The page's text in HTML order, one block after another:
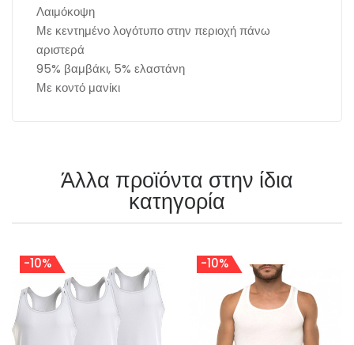
Λαιμόκοψη
Με κεντημένο λογότυπο στην περιοχή πάνω
αριστερά
95% βαμβάκι, 5% ελαστάνη
Με κοντό μανίκι
Άλλα προϊόντα στην ίδια
κατηγορία
-10% -10%